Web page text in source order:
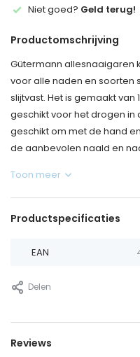
Niet goed? Geld terug!
Productomschrijving
Gütermann allesnaaigaren
voor alle naden en soorten
slijtvast. Het is gemaakt van
geschikt voor het drogen in
geschikt om met de hand
de aanbevolen naald en
Toon meer
Productspecificaties
EAN
Delen
Reviews